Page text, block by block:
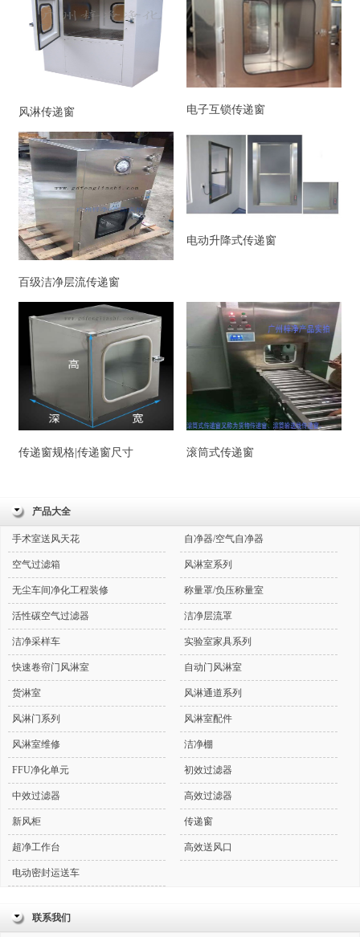
风淋传递窗 电子互锁传递窗
百级洁净层流传递窗
电动升降式传递窗
传递窗规格|传递窗尺寸 滚筒式传递窗
产品大全
手术室送风天花 自净器/空气自净器
空气过滤箱 风淋室系列
无尘车间净化工程装修 称量罩/负压称量室
活性碳空气过滤器 洁净层流罩
洁净采样车 实验室家具系列
快速卷帘门风淋室 自动门风淋室
货淋室 风淋通道系列
风淋门系列 风淋室配件
风淋室维修 洁净棚
FFU净化单元 初效过滤器
中效过滤器 高效过滤器
新风柜 传递窗
超净工作台 高效送风口
电动密封运送车
联系我们